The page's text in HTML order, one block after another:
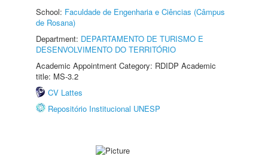
School: Faculdade de Engenharia e Ciências (Câmpus
de Rosana)
Department: DEPARTAMENTO DE TURISMO E
DESENVOLVIMENTO DO TERRITÓRIO
Academic Appointment Category: RDIDP Academic
title: MS-3.2
CV Lattes
Repositório Institucional UNESP